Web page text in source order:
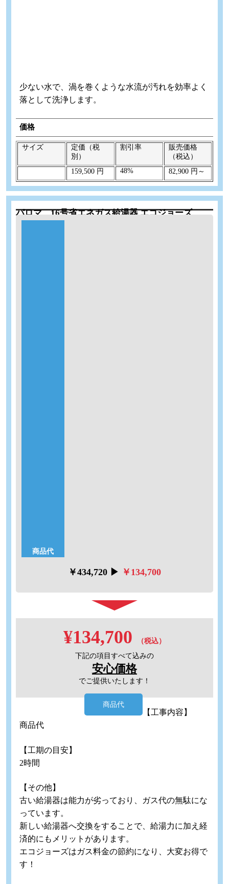
少ない水で、渦を巻くような水流が汚れを効率よく
落として洗浄します。
価格
サイズ
定価（税
別）
割引率
販売価格
（税込）
159,500 円
48% 82,900 円～
パロマ 16号省エネガス給湯器 エコジョーズ
商品代
￥434,720 ▶ ￥134,700
¥134,700
（税込）
下記の項目すべて込みの
安心価格
でご提供いたします！
商品代
【工事内容】
商品代
【工期の目安】
2時間
【その他】
古い給湯器は能力が劣っており、ガス代の無駄にな
っています。
新しい給湯器へ交換をすることで、給湯力に加え経
済的にもメリットがあります。
エコジョーズはガス料金の節約になり、大変お得で
す！